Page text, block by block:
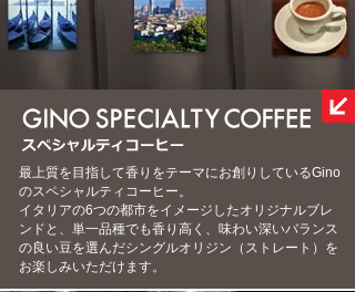
最上質を目指して香りをテーマにお創りしているGino
のスペシャルティコーヒー。
イタリアの6つの都市をイメージしたオリジナルブレ
ンドと、単一品種でも香り高く、味わい深いバランス
の良い豆を選んだシングルオリジン（ストレート）を
お楽しみいただけます。